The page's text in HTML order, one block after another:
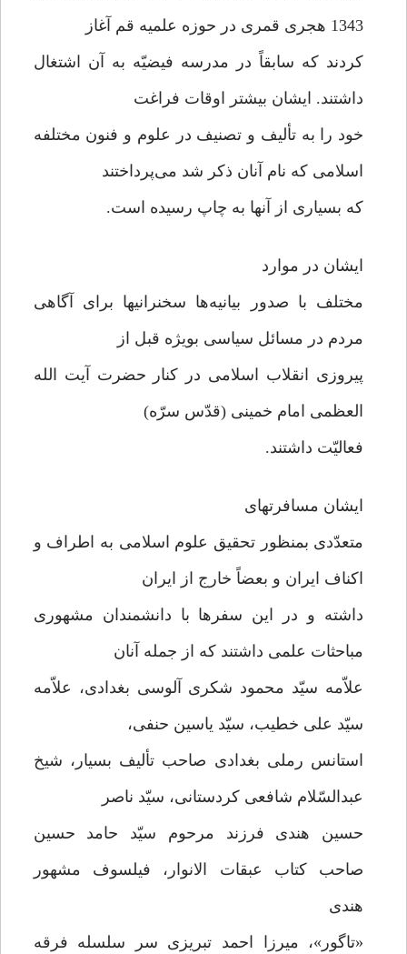
1343 هجری قمری در حوزه علمیه قم آغاز
کردند که سابقاً در مدرسه فیضیّه به آن اشتغال
داشتند. ایشان بیشتر اوقات فراغت
خود را به تألیف و تصنیف در علوم و فنون مختلفه
اسلامی که نام آنان ذکر شد می‌پرداختند
که بسیاری از آنها به چاپ رسیده است.
ایشان در موارد
مختلف با صدور بیانیه‌ها سخنرانیها برای آگاهی
مردم در مسائل سیاسی بویژه قبل از
پیروزی انقلاب اسلامی در کنار حضرت آیت الله
العظمی امام خمینی (قدّس سرّه)
فعالیّت داشتند.
ایشان مسافرتهای
متعدّدی بمنظور تحقیق علوم اسلامی به اطراف و
اکناف ایران و بعضاً خارج از ایران
داشته و در این سفرها با دانشمندان مشهوری
مباحثات علمی داشتند که از جمله آنان
علاّمه سیّد محمود شکری آلوسی بغدادی، علاّمه
سیّد علی خطیب، سیّد یاسین حنفی،
استانس رملی بغدادی صاحب تألیف بسیار، شیخ
عبدالسّلام شافعی کردستانی، سیّد ناصر
حسین هندی فرزند مرحوم سیّد حامد حسین
صاحب کتاب عبقات الانوار، فیلسوف مشهور
هندی
«تاگور»، میرزا احمد تبریزی سر سلسله فرقه